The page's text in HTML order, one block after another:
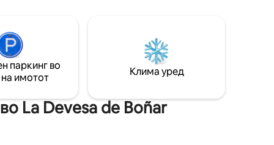
во
природен камен со простор за
сончање. - Фонтани, градини и
пространи тераси.
паркинг во
имотот
Клима уред
La Devesa de Boñar